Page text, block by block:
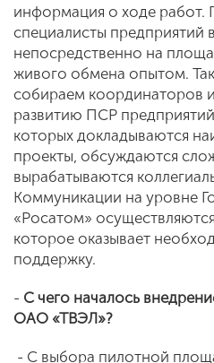
информация о ходе работ.
специалисты предприятий
непосредственно на
живого обмена опытом.
собираем координаторов
развитию ПСР
которых докладываются
проекты, обсуждаются
вырабатываются
Коммуникации на уровне
«Росатом»
которое оказывает
поддержку.
- С чего началось
ОАО «ТВЭЛ»?
- С выбора пилотной